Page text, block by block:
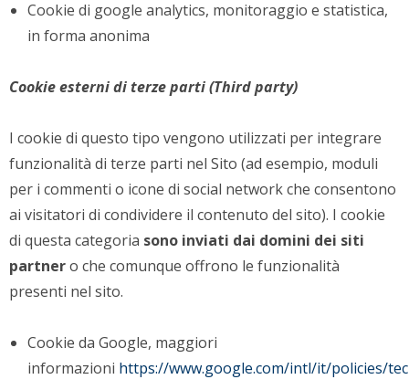
Cookie di google analytics, monitoraggio e statistica,
in forma anonima
Cookie esterni di terze parti (Third party)
I cookie di questo tipo vengono utilizzati per integrare
funzionalità di terze parti nel Sito (ad esempio, moduli
per i commenti o icone di social network che consentono
ai visitatori di condividere il contenuto del sito). I cookie
di questa categoria sono inviati dai domini dei siti
partnero che comunque offrono le funzionalità
presenti nel sito.
Cookie da Google, maggiori
informazioni https://www.google.com/intl/it/policies/